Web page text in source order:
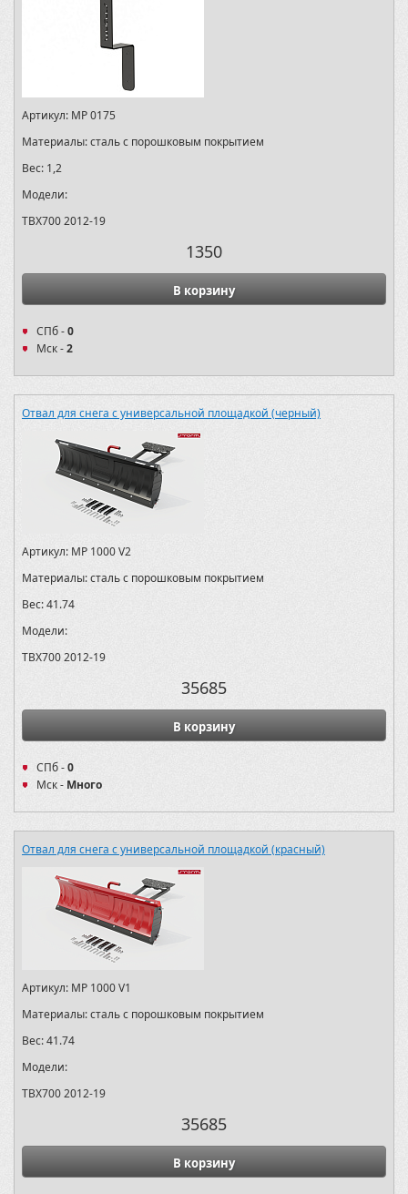
Артикул: MP 0175
Материалы:сталь с порошковым покрытием
Вес: 1,2
Модели:
TBX700 2012-19
1350
В корзину
СПб -0
Мск -2
Отвал для снега с универсальной площадкой (черный)
Артикул: MP 1000 V2
Материалы:сталь с порошковым покрытием
Вес:41.74
Модели:
TBX700 2012-19
35685
В корзину
СПб -0
Мск - Много
Отвал для снега с универсальной площадкой (красный)
Артикул: MP 1000 V1
Материалы:сталь с порошковым покрытием
Вес:41.74
Модели:
TBX700 2012-19
35685
В корзину